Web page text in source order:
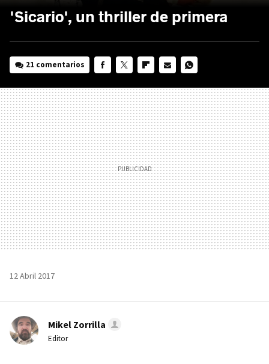
'Sicario', un thriller de primera
21 comentarios
MAIL
12 Abril 2017
Mikel Zorrilla
Editor